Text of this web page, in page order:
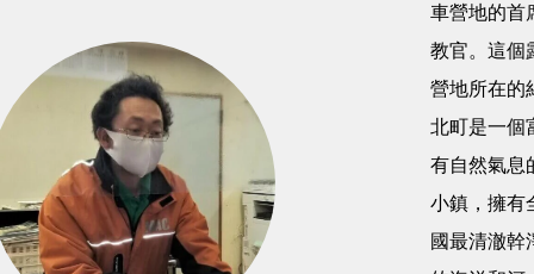
車營地的首
教官。這個
營地所在的
北町是一個
有自然氣息
小鎮，擁有
國最清澈幹